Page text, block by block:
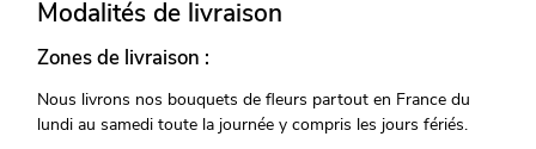
Modalités de livraison
Zones de livraison :
Nous livrons nos bouquets de fleurs partout en France du
lundi au samedi toute la journée y compris les jours fériés.